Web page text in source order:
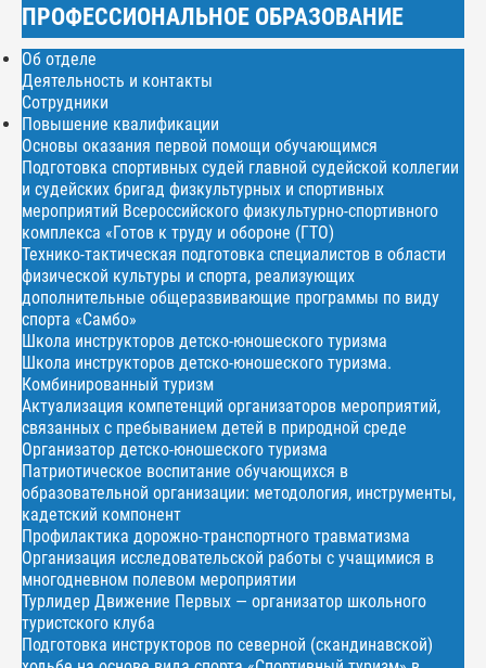
ПРОФЕССИОНАЛЬНОЕ ОБРАЗОВАНИЕ
Об отделе
Деятельность и контакты
Сотрудники
Повышение квалификации
Основы оказания первой помощи обучающимся
Подготовка спортивных судей главной судейской коллегии
и судейских бригад физкультурных и спортивных
мероприятий Всероссийского физкультурно-спортивного
комплекса «Готов к труду и обороне (ГТО)
Технико-тактическая подготовка специалистов в области
физической культуры и спорта, реализующих
дополнительные общеразвивающие программы по виду
спорта «Самбо»
Школа инструкторов детско-юношеского туризма
Школа инструкторов детско-юношеского туризма.
Комбинированный туризм
Актуализация компетенций организаторов мероприятий,
связанных с пребыванием детей в природной среде
Организатор детско-юношеского туризма
Патриотическое воспитание обучающихся в
образовательной организации: методология, инструменты,
кадетский компонент
Профилактика дорожно-транспортного травматизма
Организация исследовательской работы с учащимися в
многодневном полевом мероприятии
Турлидер Движение Первых — организатор школьного
туристского клуба
Подготовка инструкторов по северной (скандинавской)